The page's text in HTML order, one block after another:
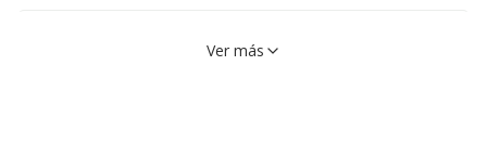
15142, Arteixo, CoruñaVer más